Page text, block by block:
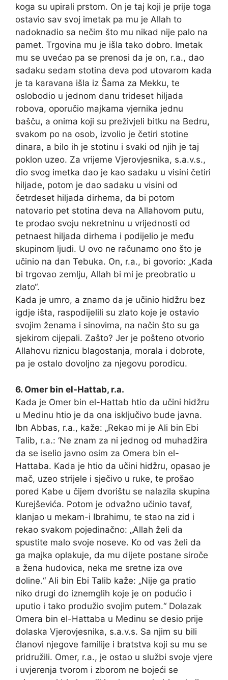
koga su upirali prstom. On je taj koji je prije toga
ostavio sav svoj imetak pa mu je Allah to
nadoknadio sa nečim što mu nikad nije palo na
pamet. Trgovina mu je išla tako dobro. Imetak
mu se uvećao pa se prenosi da je on, r.a., dao
sadaku sedam stotina deva pod utovarom kada
je ta karavana išla iz Šama za Mekku, te
oslobodio u jednom danu trideset hiljada
robova, oporučio majkama vjernika jednu
bašču, a onima koji su preživjeli bitku na Bedru,
svakom po na osob, izvolio je četiri stotine
dinara, a bilo ih je stotinu i svaki od njih je taj
poklon uzeo. Za vrijeme Vjerovjesnika, s.a.v.s.,
dio svog imetka dao je kao sadaku u visini četiri
hiljade, potom je dao sadaku u visini od
četrdeset hiljada dirhema, da bi potom
natovario pet stotina deva na Allahovom putu,
te prodao svoju nekretninu u vrijednosti od
petnaest hiljada dirhema i podijelio je među
skupinom ljudi. U ovo ne računamo ono što je
učinio na dan Tebuka. On, r.a., bi govorio: „Kada
bi trgovao zemlju, Allah bi mi je preobratio u
zlato“.
Kada je umro, a znamo da je učinio hidžru bez
igdje išta, raspodijelili su zlato koje je ostavio
svojim ženama i sinovima, na način što su ga
sjekirom cijepali. Zašto? Jer je pošteno otvorio
Allahovu riznicu blagostanja, morala i dobrote,
pa je ostalo dovoljno za njegovu porodicu.
6. Omer bin el-Hattab, r.a.
Kada je Omer bin el-Hattab htio da učini hidžru
u Medinu htio je da ona isključivo bude javna.
Ibn Abbas, r.a., kaže: „Rekao mi je Ali bin Ebi
Talib, r.a.: ‘Ne znam za ni jednog od muhadžira
da se iselio javno osim za Omera bin el-
Hattaba. Kada je htio da učini hidžru, opasao je
mač, uzeo strijele i sječivo u ruke, te prošao
pored Kabe u čijem dvorištu se nalazila skupina
Kurejševića. Potom je odvažno učinio tavaf,
klanjao u mekam-i Ibrahimu, te stao na zid i
rekao svakom pojedinačno: „Allah želi da
spustite malo svoje noseve. Ko od vas želi da
ga majka oplakuje, da mu dijete postane siroče
a žena hudovica, neka me sretne iza ove
doline.“ Ali bin Ebi Talib kaže: „Nije ga pratio
niko drugi do iznemglih koje je on podućio i
uputio i tako produžio svojim putem.“ Dolazak
Omera bin el-Hattaba u Medinu se desio prije
dolaska Vjerovjesnika, s.a.v.s. Sa njim su bili
članovi njegove familije i bratstva koji su mu se
pridružili. Omer, r.a., je ostao u službi svoje vjere
i uvjerenja tvorom i zborom ne bojeći se